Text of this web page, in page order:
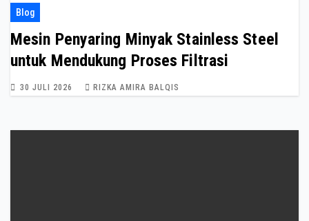
Blog
Mesin Penyaring Minyak Stainless Steel
untuk Mendukung Proses Filtrasi
30 JULI 2026 RIZKA AMIRA BALQIS